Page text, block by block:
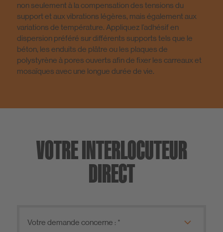
Divers / produits complémentaires
Nettoyants
non seulement à la compensation des tensions du
support et aux vibrations légères, mais également aux
variations de température. Appliquez l’adhésif en
dispersion préféré sur différents supports tels que le
béton, les enduits de plâtre ou les plaques de
polystyrène à pores ouverts afin de fixer les carreaux et
mosaïques avec une longue durée de vie.
VOTRE INTERLOCUTEUR
DIRECT